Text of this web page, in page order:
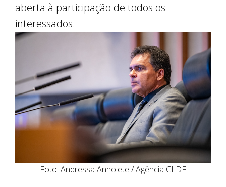
aberta à participação de todos os
interessados.
Foto: Andressa Anholete / Agência CLDF